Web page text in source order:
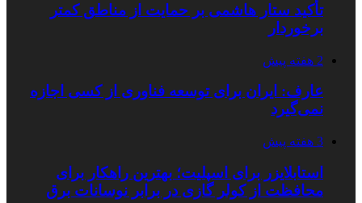
تأکید ستار هاشمی بر حمایت از مناطق کمتر
برخوردار
2 هفته پیش
عارف: ایران برای توسعه فناوری از کسی اجازه
نمی‌گیرد
3 هفته پیش
استابلایزر برای اسپلیت؛ بهترین راهکار برای
محافظت از کولر گازی در برابر نوسانات برق